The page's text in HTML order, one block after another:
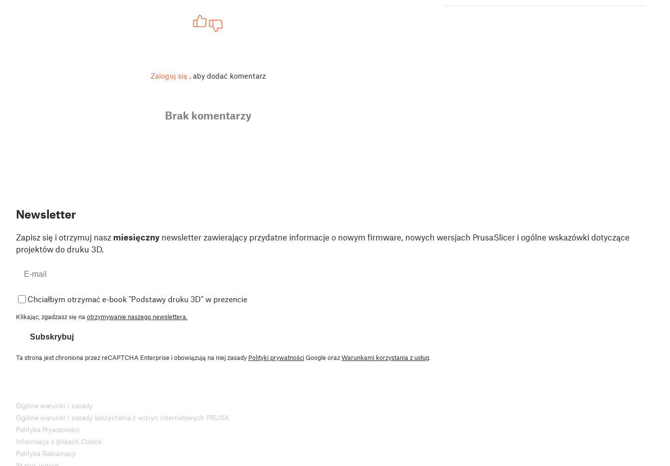
Zaloguj się , aby dodać komentarz
Brak komentarzy
Newsletter
Zapisz się i otrzymuj nasz miesięczny newsletter zawierający przydatne informacje o nowym firmware, nowych wersjach PrusaSlicer i ogólne wskazówki dotyczące
projektów do druku 3D.
Chciałbym otrzymać e-book "Podstawy druku 3D" w prezencie
Klikając, zgadzasz się na otrzymywanie naszego newslettera.
Subskrybuj
Ta strona jest chroniona przez reCAPTCHA Enterprise i obowiązują na niej zasady Polityki prywatnościGoogle orazWarunkami korzystania z usług
Ogólne warunki i zasady
Ogólne warunki i zasady korzystania z witryn internetowych PRUSA
Polityka Prywatności
Informacja o plikach Cookie
Polityka Reklamacji